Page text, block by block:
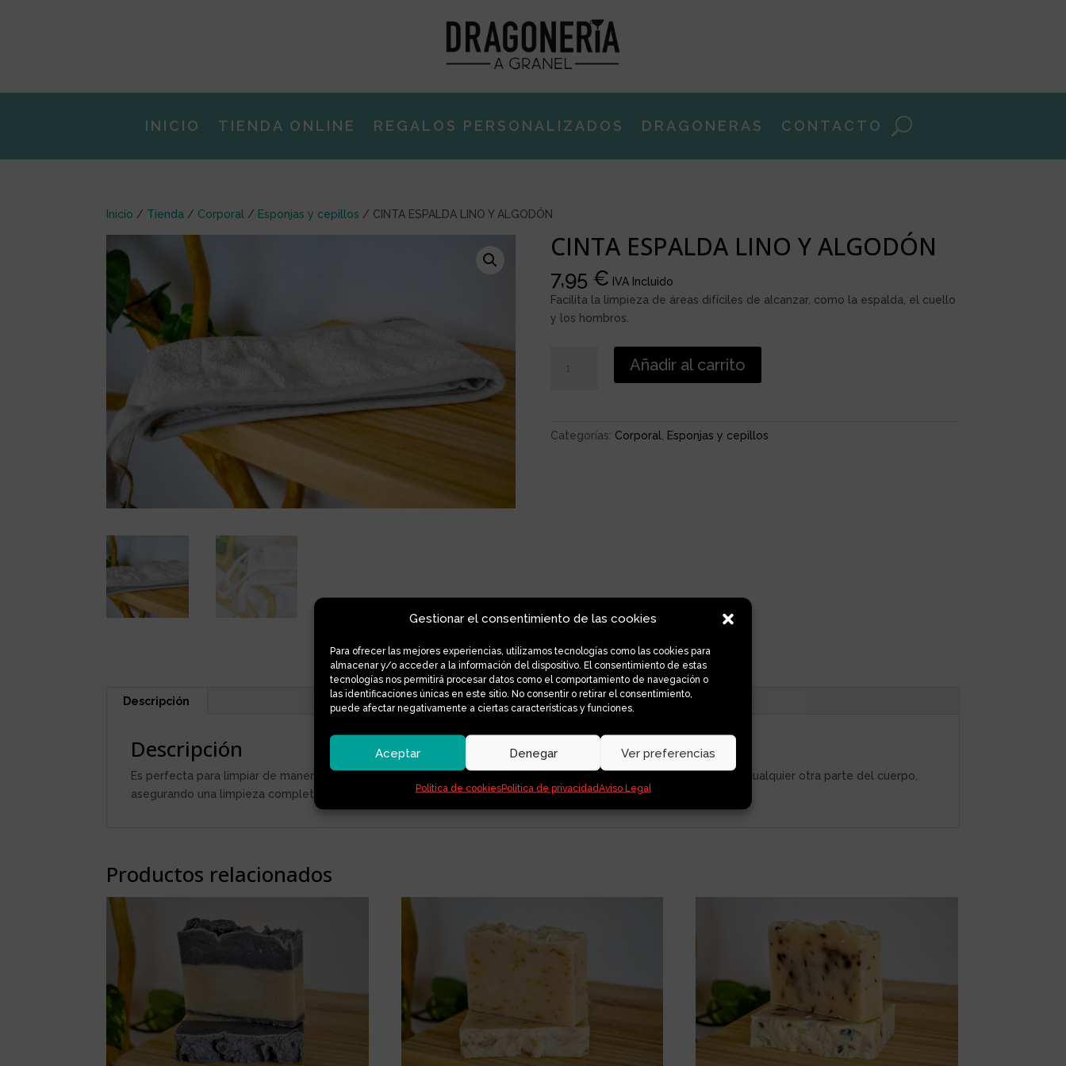
Gestionar el consentimiento de las cookies
Para ofrecer las mejores experiencias, utilizamos tecnologías como las cookies para
almacenar y/o acceder a la información del dispositivo. El consentimiento de estas
tecnologías nos permitirá procesar datos como el comportamiento de navegación o
las identificaciones únicas en este sitio. No consentir o retirar el consentimiento,
puede afectar negativamente a ciertas características y funciones.
Aceptar Denegar Ver preferencias
Política de cookiesPolítica de privacidadAviso Legal
INICIO TIENDA ONLINE REGALOS PERSONALIZADOS DRAGONERAS CONTACTO
Inicio / Tienda / Corporal / Esponjas y cepillos / CINTA ESPALDA LINO Y ALGODÓN
CINTA ESPALDA LINO Y ALGODÓN
7,95 € IVA Incluido
Facilita la limpieza de áreas difíciles de alcanzar, como la espalda, el cuello
y los hombros.
ESPALDA
cantidad
Añadir al carrito
Categorías: Corporal Esponjas y cepillos
Descripción
Descripción
Es perfecta para limpiar de manera efectiva zonas difíciles de alcanzar, como la espalda, el cuello, los hombros o cualquier otra parte del cuerpo,
asegurando una limpieza completa y cómoda en todo momento.
Productos relacionados